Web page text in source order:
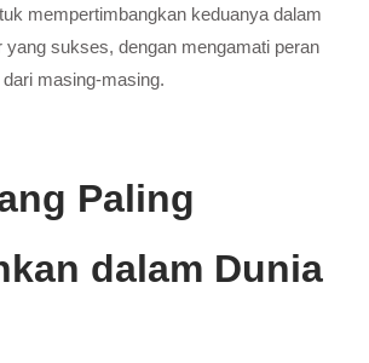
mempertimbangkan keduanya dalam
yang sukses, dengan mengamati peran
masing-masing.
Paling
dalam Dunia